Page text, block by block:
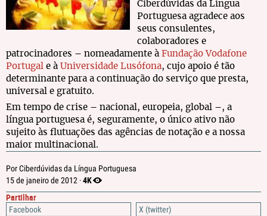
Por Ciberdúvidas da Língua Portuguesa
15 de janeiro de 2012 ·4K
Partilhar
Facebook
X (twitter)
Ciberdúvidas da Língua
Portuguesa agradece aos
seus consulentes,
colaboradores e
patrocinadores – nomeadamente à Fundação Vodafone
Portugal e à Universidade Lusófona, cujo apoio é tão
determinante para a continuação do serviço que presta,
universal e gratuito.
Em tempo de crise – nacional, europeia, global –, a
língua portuguesa é, seguramente, o único ativo não
sujeito às flutuações das agências de notação e a nossa
maior multinacional.